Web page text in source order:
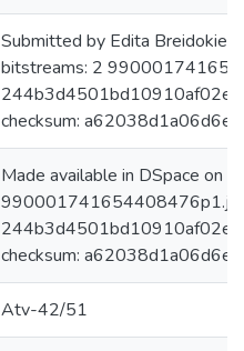
Submitted by Edita
bitstreams: 2
checksum:
Made available in DSpace on
checksum:
Atv-42/51